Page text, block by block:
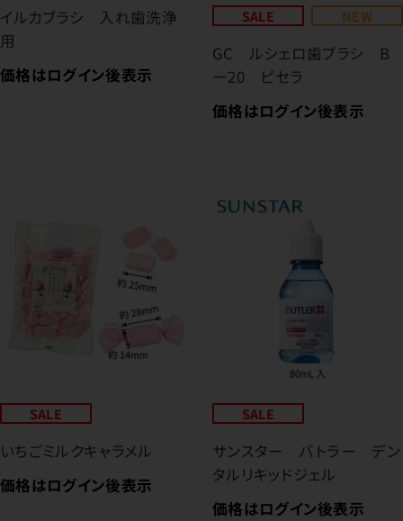
イルカブラシ 入れ歯洗浄
用
価格はログイン後表示
SALE NEW
GC ルシェロ歯ブラシ B
ー20 ピセラ
価格はログイン後表示
SALE
いちごミルクキャラメル
価格はログイン後表示
SALE
サンスター バトラー デン
タルリキッドジェル
価格はログイン後表示